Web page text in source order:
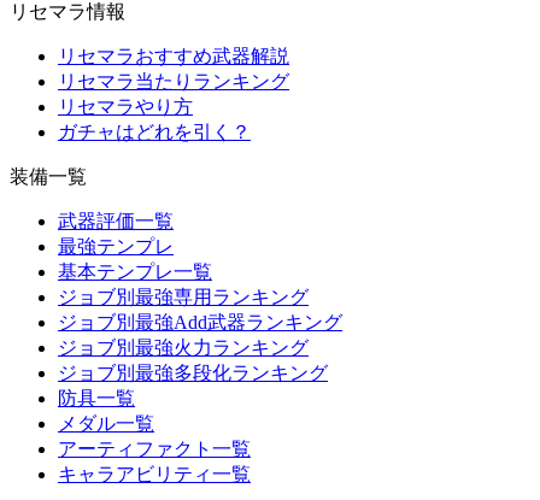
リセマラ情報
リセマラおすすめ武器解説
リセマラ当たりランキング
リセマラやり方
ガチャはどれを引く？
装備一覧
武器評価一覧
最強テンプレ
基本テンプレ一覧
ジョブ別最強専用ランキング
ジョブ別最強Add武器ランキング
ジョブ別最強火力ランキング
ジョブ別最強多段化ランキング
防具一覧
メダル一覧
アーティファクト一覧
キャラアビリティ一覧